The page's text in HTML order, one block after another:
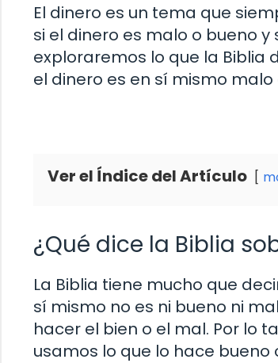
El dinero es un tema que
si el dinero es malo o bueno
exploraremos lo que la Biblia
el dinero es en sí mismo
Ver el Índice del Artículo
¿Qué dice la Biblia
La Biblia tiene mucho que
sí mismo no es ni bueno ni
hacer el bien o el mal. Por lo
usamos lo que lo hace bueno